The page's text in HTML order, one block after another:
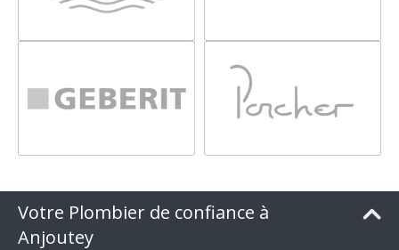
Votre Plombier de confiance à
Anjoutey